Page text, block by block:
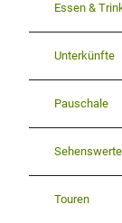
Essen &
Unterkünfte
Pauschale
Touren